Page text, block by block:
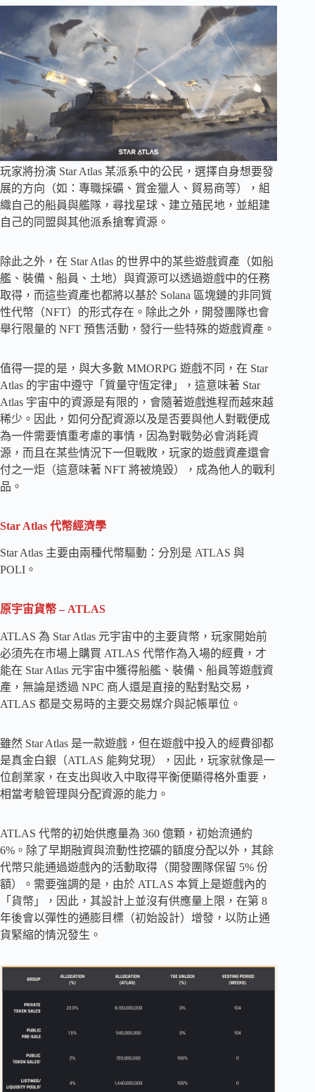
玩家將扮演 Star Atlas 某派系中的公民，選擇自身想要發
展的方向（如：專職採礦、賞金獵人、貿易商等），組
織自己的船員與艦隊，尋找星球、建立殖民地，並組建
自己的同盟與其他派系搶奪資源。
除此之外，在 Star Atlas 的世界中的某些遊戲資產（如船
艦、裝備、船員、土地）與資源可以透過遊戲中的任務
取得，而這些資產也都將以基於 Solana 區塊鏈的非同質
性代幣（NFT）的形式存在。除此之外，開發團隊也會
舉行限量的 NFT 預售活動，發行一些特殊的遊戲資產。
值得一提的是，與大多數 MMORPG 遊戲不同，在 Star
Atlas 的宇宙中遵守「質量守恆定律」，這意味著 Star
Atlas 宇宙中的資源是有限的，會隨著遊戲進程而越來越
稀少。因此，如何分配資源以及是否要與他人對戰便成
為一件需要慎重考慮的事情，因為對戰勢必會消耗資
源，而且在某些情況下一但戰敗，玩家的遊戲資產還會
付之一炬（這意味著 NFT 將被燒毀），成為他人的戰利
品。
Star Atlas 代幣經濟學
Star Atlas 主要由兩種代幣驅動：分別是 ATLAS 與
POLI。
原宇宙貨幣 – ATLAS
ATLAS 為 Star Atlas 元宇宙中的主要貨幣，玩家開始前
必須先在市場上購買 ATLAS 代幣作為入場的經費，才
能在 Star Atlas 元宇宙中獲得船艦、裝備、船員等遊戲資
產，無論是透過 NPC 商人還是直接的點對點交易，
ATLAS 都是交易時的主要交易媒介與記帳單位。
雖然 Star Atlas 是一款遊戲，但在遊戲中投入的經費卻都
是真金白銀（ATLAS 能夠兌現），因此，玩家就像是一
位創業家，在支出與收入中取得平衡便顯得格外重要，
相當考驗管理與分配資源的能力。
ATLAS 代幣的初始供應量為 360 億顆，初始流通約
6%。除了早期融資與流動性挖礦的額度分配以外，其餘
代幣只能通過遊戲內的活動取得（開發團隊保留 5% 份
額）。需要強調的是，由於 ATLAS 本質上是遊戲內的
「貨幣」，因此，其設計上並沒有供應量上限，在第 8
年後會以彈性的通膨目標（初始設計）增發，以防止通
貨緊縮的情況發生。